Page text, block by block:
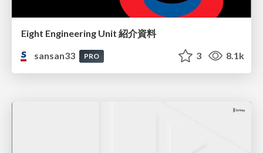
Eight Engineering Unit 紹介資料
sansan33
PRO 3 8.1k